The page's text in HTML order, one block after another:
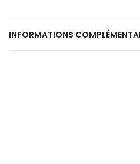
INFORMATIONS